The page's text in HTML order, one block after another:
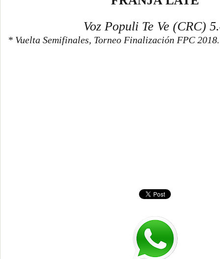
Voz Populi Te Ve (CRC)
* Vuelta Semifinales, Torneo Finalización FPC 2018.